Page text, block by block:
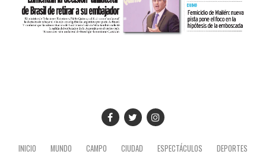
INICIO MUNDO CAMPO CIUDAD ESPECTÁCULOS DEPORTES